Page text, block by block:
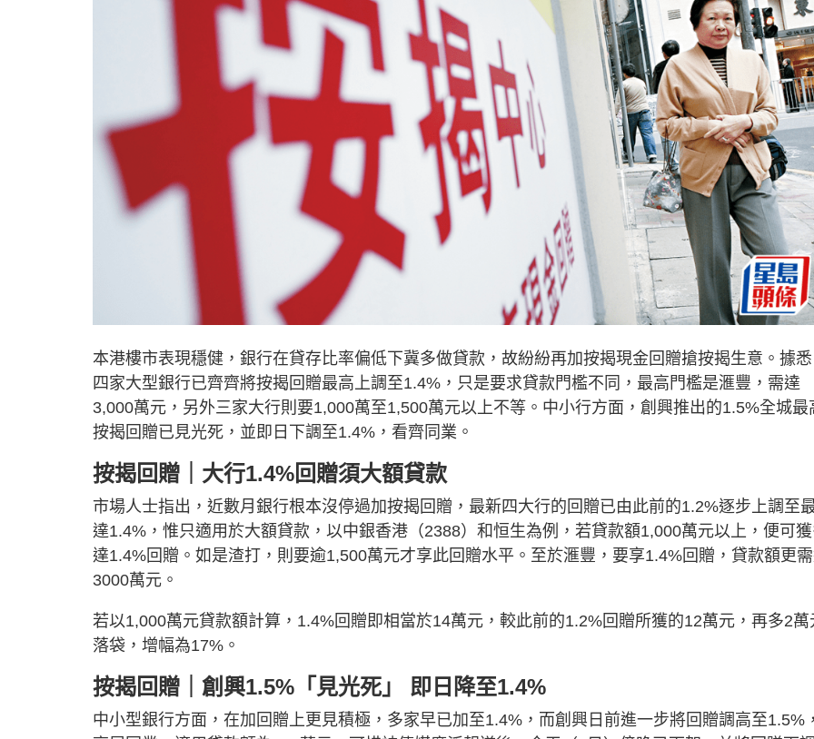
本港樓市表現穩健，銀行在貸存比率偏低下冀多做貸款，故紛紛再加按揭現金回贈搶按揭生意。據
四家大型銀行已齊齊將按揭回贈最高上調至1.4%，只是要求貸款門檻不同，最高門檻是滙豐，需達
3,000萬元，另外三家大行則要1,000萬至1,500萬元以上不等。中小行方面，創興推出的1.5%全城最
按揭回贈已見光死，並即日下調至1.4%，看齊同業。
按揭回贈｜ 大行1.4%回贈須大額貸款
市場人士指出，近數月銀行根本沒停過加按揭回贈，最新四大行的回贈已由此前的1.2%逐步上調至
達1.4%，惟只適用於大額貸款，以中銀香港（2388）和恒生為例，若貸款額1,000萬元以上，便可
達1.4%回贈。如是渣打，則要逾1,500萬元才享此回贈水平。至於滙豐，要享1.4%回贈，貸款額更
3000萬元。
若以1,000萬元貸款額計算，1.4%回贈即相當於14萬元，較此前的1.2%回贈所獲的12萬元，再多2萬
落袋，增幅為17%。
按揭回贈｜ 創興1.5%「見光死」 即日降至1.4%
中小型銀行方面，在加回贈上更見積極，多家早已加至1.4%，而創興日前進一步將回贈調高至1.5%